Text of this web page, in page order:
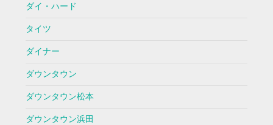
ダイ・ハード
タイツ
ダイナー
ダウンタウン
ダウンタウン松本
ダウンタウン浜田